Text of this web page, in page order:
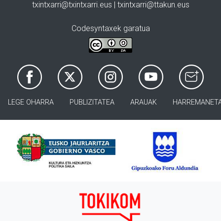
txintxarri@txintxarri.eus | txintxarri@ttakun.eus
Codesyntaxek garatua
LEGE OHARRA PUBLIZITATEA ARAUAK